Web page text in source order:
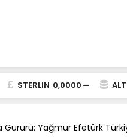
STERLIN 0,0000
Gururu: Yağmur Efetürk